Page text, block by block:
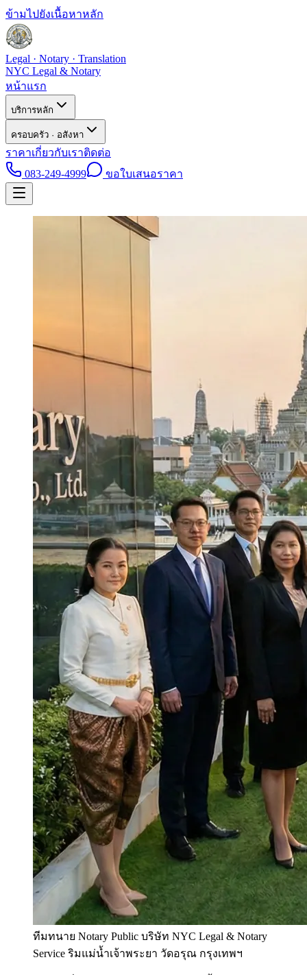
ข้ามไปยังเนื้อหาหลัก
Legal · Notary · Translation
NYC Legal & Notary
หน้าแรก
บริการหลัก
ครอบครัว · อสังหา
ราคาเกี่ยวกับเราติดต่อ
083-249-4999
ขอใบเสนอราคา
ทีมทนาย Notary Public บริษัท NYC Legal & Notary
Service ริมแม่น้ำเจ้าพระยา วัดอรุณ กรุงเทพฯ